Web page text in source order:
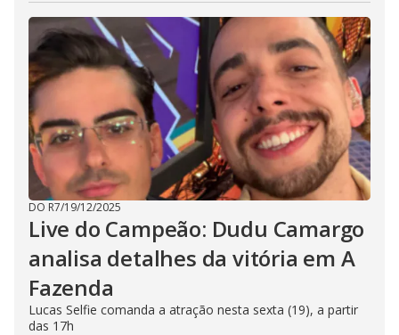
DO R7/19/12/2025
Live do Campeão: Dudu Camargo
analisa detalhes da vitória em A
Fazenda
Lucas Selfie comanda a atração nesta sexta (19), a partir
das 17h